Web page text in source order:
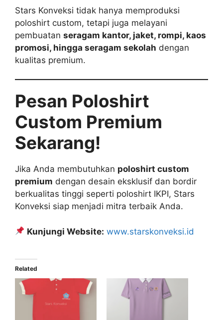
Stars Konveksi tidak hanya memproduksi
poloshirt custom, tetapi juga melayani
pembuatan seragam kantor, jaket, rompi, kaos
promosi, hingga seragam sekolah dengan
kualitas premium.
Pesan Poloshirt
Custom Premium
Sekarang!
Jika Anda membutuhkan poloshirt custom
premium dengan desain eksklusif dan bordir
berkualitas tinggi seperti poloshirt IKPI, Stars
Konveksi siap menjadi mitra terbaik Anda.
Kunjungi Website: www.starskonveksi.id
Related